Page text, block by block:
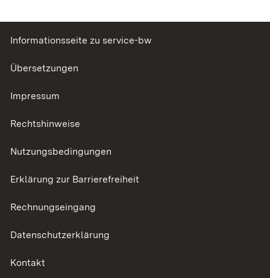
Informationsseite zu service-bw
Übersetzungen
Impressum
Rechtshinweise
Nutzungsbedingungen
Erklärung zur Barrierefreiheit
Rechnungseingang
Datenschutzerklärung
Kontakt